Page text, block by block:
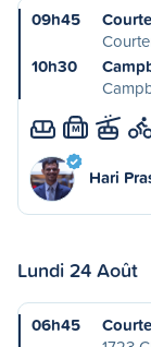
09h45
10h30
M
Hari
Lundi 24 Août
06h45